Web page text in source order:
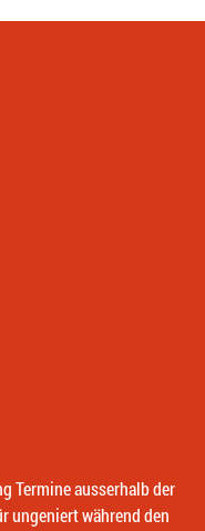
Termine ausserhalb der
ungeniert während den